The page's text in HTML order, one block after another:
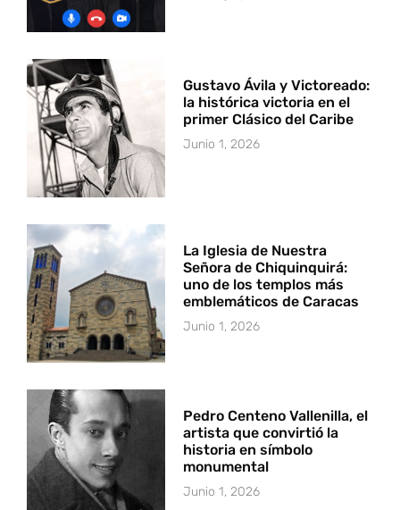
Gustavo Ávila y Victoreado:
la histórica victoria en el
primer Clásico del Caribe
Junio 1, 2026
La Iglesia de Nuestra
Señora de Chiquinquirá:
uno de los templos más
emblemáticos de Caracas
Junio 1, 2026
Pedro Centeno Vallenilla, el
artista que convirtió la
historia en símbolo
monumental
Junio 1, 2026